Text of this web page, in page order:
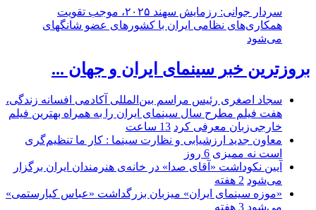
سردار جوانی: رزمایش سهند ۲۰۲۵، موجب تقویت
همکاری‌های نظامی ایران با کشور‌های عضو شانگهای
می‌شود
بروزترین خبر سینمای ایران و جهان ...
سجاد اصغری رئیس مراسم بین‌المللی آکادمی افسانه زندگی،
هفت فیلم مطرح سال سینمای ایران را به همراه بهترین فیلم
خارجی‌زبان معرفی کرد 13 ساعت
معاون جدید ارزشیابی و نظارت سینما : کار ما تنظیم‌گری
است نه ممیزی 6 روز
آیین نکوداشت «آقای صدا» در خانه‌ی هنرمندان ایران برگزار
می‌شود 2 هفته
«موزه سینمای ایران» میزبان بزرگداشت «عباس کیارستمی»
می‌شود 3 هفته